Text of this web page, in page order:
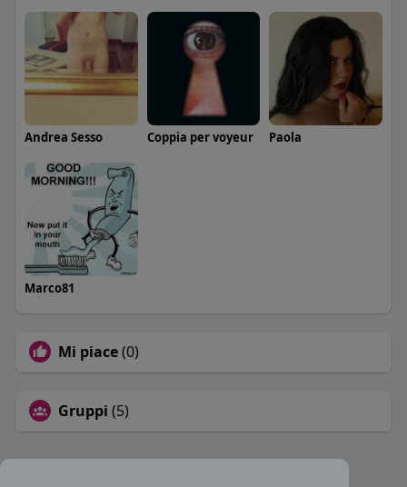
Andrea Sesso Coppia per voyeur Paola
Marco81
Mi piace(0)
Gruppi (5)